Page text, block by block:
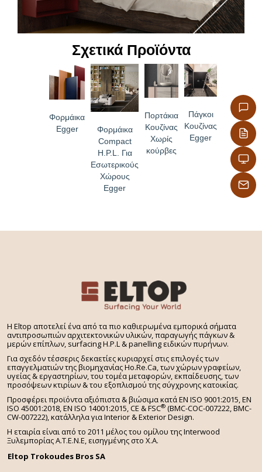
– Υψηλή αντοχή στον αποχρωματισμό και το
θάμπωμα
– Υψηλή αντοχή στα χημικά
– Υψηλή αισθητική, υφή και αφή
Σχετικά Προϊόντα
Φορμάικα
Egger
Φορμάικα
Compact
H.P.L. Για
Εσωτερικούς
Χώρους
Egger
Πορτάκια
Κουζίνας
Χωρίς
κούρβες
Πάγκοι
Κουζίνας
Egger
H Eltop αποτελεί ένα από τα πιο καθιερωμένα εμπορικά σήματα
αντιπροσωπιών αρχιτεκτονικών υλικών, παραγωγής πάγκων &
μερών επίπλων, surfacing H.P.L & panelling ειδικών πυρήνων.
Για σχεδόν τέσσερις δεκαετίες κυριαρχεί στις επιλογές των
επαγγελματιών της βιομηχανίας Ho.Re.Ca, των χώρων γραφείων,
υγείας & εργαστηρίων, του τομέα μεταφορών, εκπαίδευσης, των
προσόψεων κτιρίων & του εξοπλισμού της σύγχρονης κατοικίας.
Προσφέρει προϊόντα αξιόπιστα & βιώσιμα κατά EN ISO 9001:2015, EN
ISO 45001:2018, EN ISO 14001:2015,CE & FSC® (BMC-COC-007222, BMC-
CW-007222), κατάλληλα για Interior & Exterior Design.
Η εταιρία είναι από το 2011 μέλος του ομίλου της Interwood
Ξυλεμπορίας Α.Τ.Ε.Ν.Ε, εισηγμένης στο Χ.A.
Eltop Trokoudes Bros SA